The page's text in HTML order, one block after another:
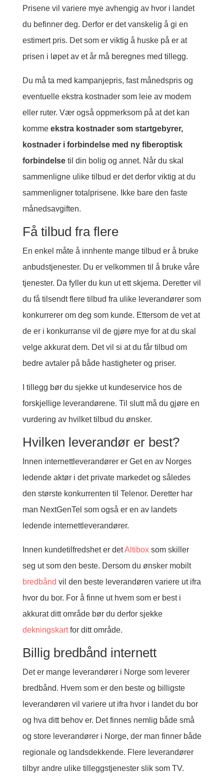
Prisene vil variere mye avhengig av hvor i landet
du befinner deg. Derfor er det vanskelig å gi en
estimert pris. Det som er viktig å huske på er at
prisen i løpet av et år må beregnes med tillegg.
Du må ta med kampanjepris, fast månedspris og
eventuelle ekstra kostnader som leie av modem
eller ruter. Vær også oppmerksom på at det kan
komme ekstra kostnader som startgebyrer,
kostnader i forbindelse med ny fiberoptisk
forbindelsetil din bolig og annet. Når du skal
sammenligne ulike tilbud er det derfor viktig at du
sammenligner totalprisene. Ikke bare den faste
månedsavgiften.
Få tilbud fra flere
En enkel måte å innhente mange tilbud er å bruke
anbudstjenester. Du er velkommen til å bruke våre
tjenester. Da fyller du kun ut ett skjema. Deretter vil
du få tilsendt flere tilbud fra ulike leverandører som
konkurrerer om deg som kunde. Ettersom de vet at
de er i konkurranse vil de gjøre mye for at du skal
velge akkurat dem. Det vil si at du får tilbud om
bedre avtaler på både hastigheter og priser.
I tillegg bør du sjekke ut kundeservice hos de
forskjellige leverandørene. Til slutt må du gjøre en
vurdering av hvilket tilbud du ønsker.
Hvilken leverandør er best?
Innen internettleverandører er Get en av Norges
ledende aktør i det private markedet og således
den største konkurrenten til Telenor. Deretter har
man NextGenTel som også er en av landets
ledende internettleverandører.
Innen kundetilfredshet er detAltiboxsom skiller
seg ut som den beste. Dersom du ønsker mobilt
bredbånd vil den beste leverandøren variere ut ifra
hvor du bor. For å finne ut hvem som er best i
akkurat ditt område bør du derfor sjekke
dekningskartfor ditt område.
Billig bredbånd internett
Det er mange leverandører i Norge som leverer
bredbånd. Hvem som er den beste og billigste
leverandøren vil variere ut ifra hvor i landet du bor
og hva ditt behov er. Det finnes nemlig både små
og store leverandører i Norge, der man finner både
regionale og landsdekkende. Flere leverandører
tilbyr andre ulike tilleggstjenester slik som TV.